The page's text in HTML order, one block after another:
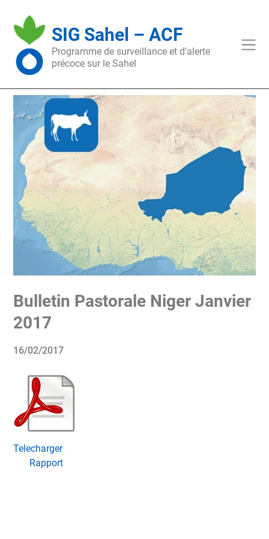
content
SIG Sahel – ACF
Programme de surveillance et d’alerte
précoce sur le Sahel
Bulletin Pastorale Niger Janvier
2017
16/02/2017
Telecharger
Rapport